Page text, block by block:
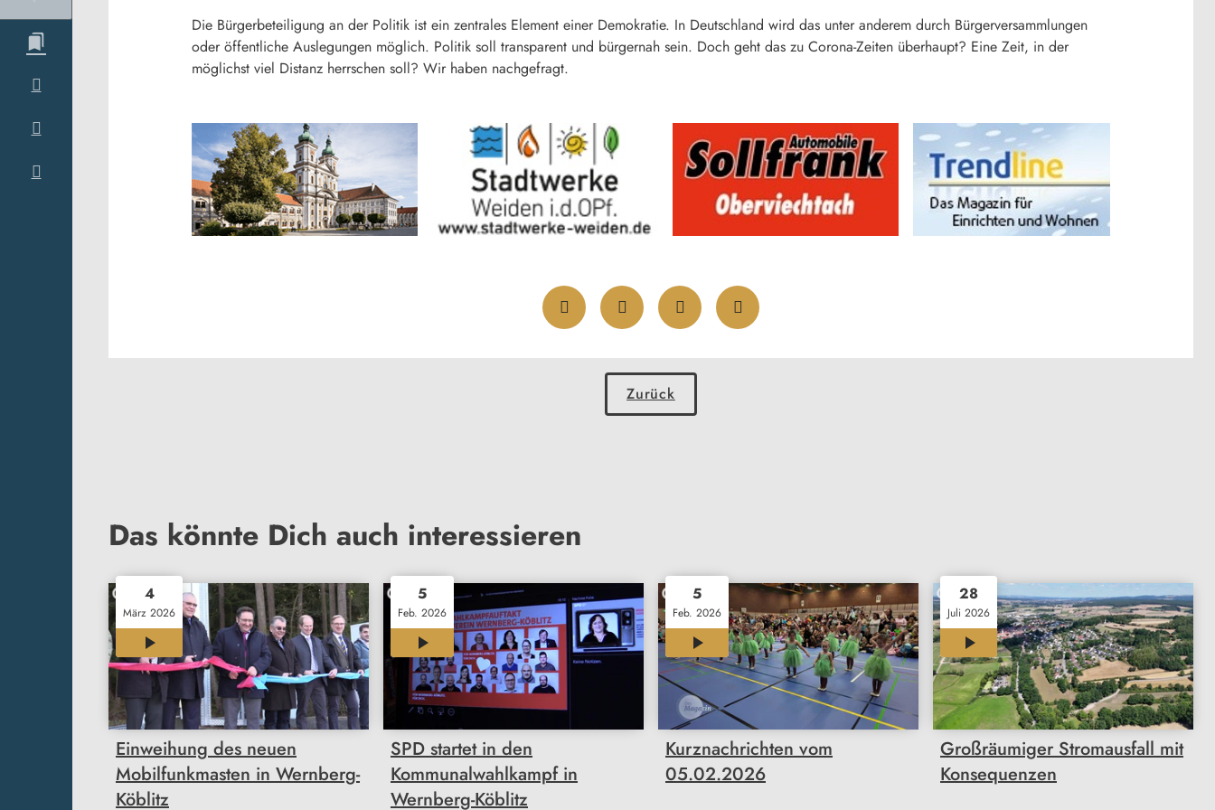
Die Bürgerbeteiligung an der Politik ist ein zentrales Element einer Demokratie. In Deutschland wird das unter anderem durch Bürgerversammlungen
oder öffentliche Auslegungen möglich. Politik soll transparent und bürgernah sein. Doch geht das zu Corona-Zeiten überhaupt? Eine Zeit, in der
möglichst viel Distanz herrschen soll? Wir haben nachgefragt.
Zurück
Das könnte Dich auch interessieren
4
März 2026
00:27
Einweihung des neuen
Mobilfunkmasten in Wernberg-
Köblitz
5
Feb. 2026
00:33
SPD startet in den
Kommunalwahlkampf in
Wernberg-Köblitz
5
Feb. 2026
02:08
Kurznachrichten vom
05.02.2026
28
Juli 2026
00:47
Großräumiger Stromausfall mit
Konsequenzen